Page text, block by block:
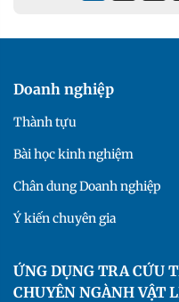
Doanh nghiệp
Thành tựu
Bài học kinh nghiệm
Chân dung Doanh nghiệp
Ý kiến chuyên gia
ỨNG DỤNG TRA CỨU
CHUYÊN NGÀNH VẬT